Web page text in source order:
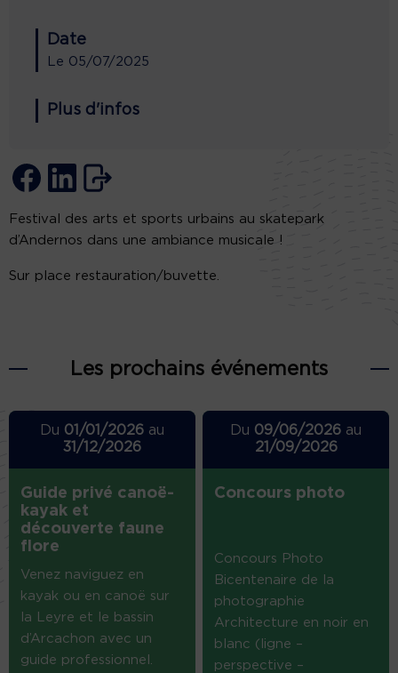
Date
Le 05/07/2025
Plus d'infos
Festival des arts et sports urbains au skatepark
d’Andernos dans une ambiance musicale !
Sur place restauration/buvette.
Les prochains événements
Du 01/01/2026au
31/12/2026
Guide privé canoë-
kayak et
découverte faune
flore
Venez naviguez en
kayak ou en canoë sur
la Leyre et le bassin
d’Arcachon avec un
guide professionnel.
Du 09/06/2026 au
21/09/2026
Concours photo
Concours Photo
Bicentenaire de la
photographie
Architecture en noir en
blanc (ligne –
perspective –